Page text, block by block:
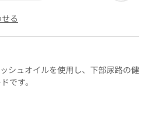
る
シュオイルを使用し、下部尿路の健
です。